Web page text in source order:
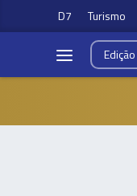
D7 Turismo
Edição